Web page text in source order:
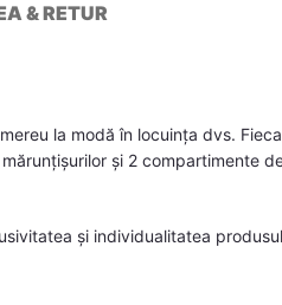
& RETUR
la modă în locuința dvs.
și 2 compartimente
și individualitatea